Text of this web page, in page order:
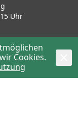
Uhr
Uhr
+41 62 888 11 50
Cookies.